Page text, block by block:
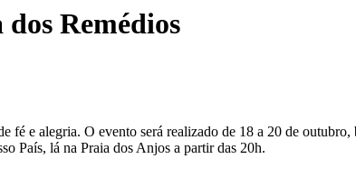
Remédios
fé e alegria. O evento será realizado de 18 a 20 de
País, lá na Praia dos Anjos a partir das 20h.